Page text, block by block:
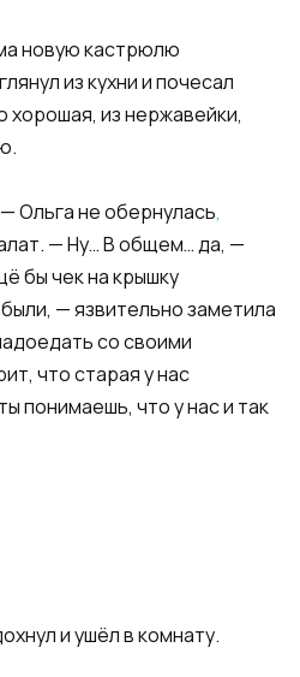
новую кастрюлю
из кухни и почесал
хорошая, из нержавейки,
Ольга не обернулась,
— Ну… В общем… да, —
бы чек на крышку
— язвительно заметила
со своими
что старая у нас
понимаешь, что у нас и так
и ушёл в комнату.